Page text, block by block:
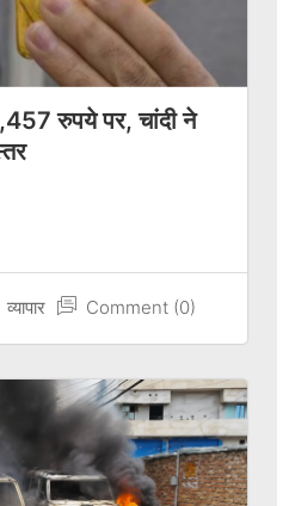
रुपये पर, चांदी ने
व्यापार Comment (0)